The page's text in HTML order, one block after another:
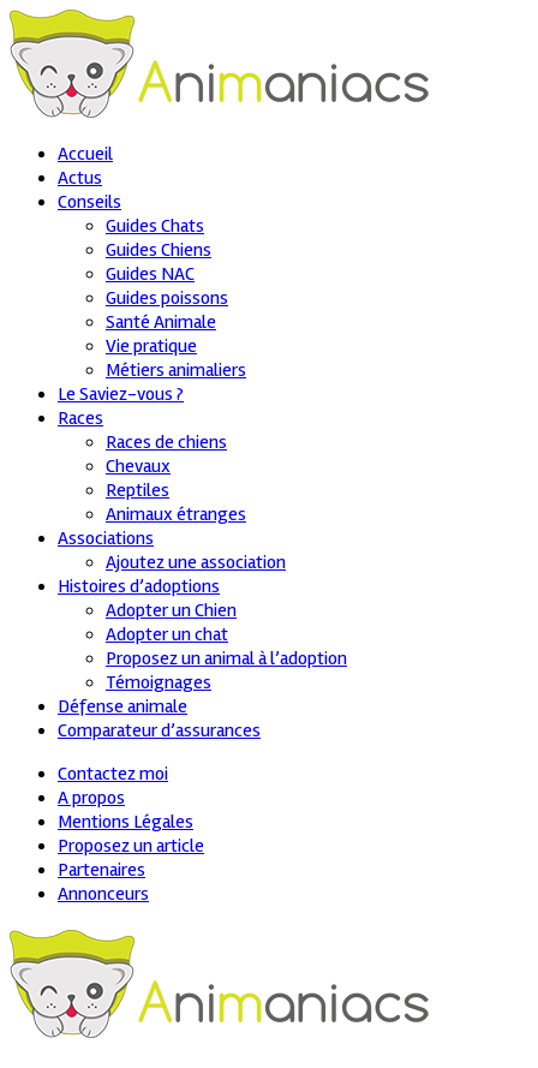
Accueil
Actus
Conseils
Guides Chats
Guides Chiens
Guides NAC
Guides poissons
Santé Animale
Vie pratique
Métiers animaliers
Le Saviez-vous ?
Races
Races de chiens
Chevaux
Reptiles
Animaux étranges
Associations
Ajoutez une association
Histoires d’adoptions
Adopter un Chien
Adopter un chat
Proposez un animal à l’adoption
Témoignages
Défense animale
Comparateur d’assurances
Contactez moi
A propos
Mentions Légales
Proposez un article
Partenaires
Annonceurs